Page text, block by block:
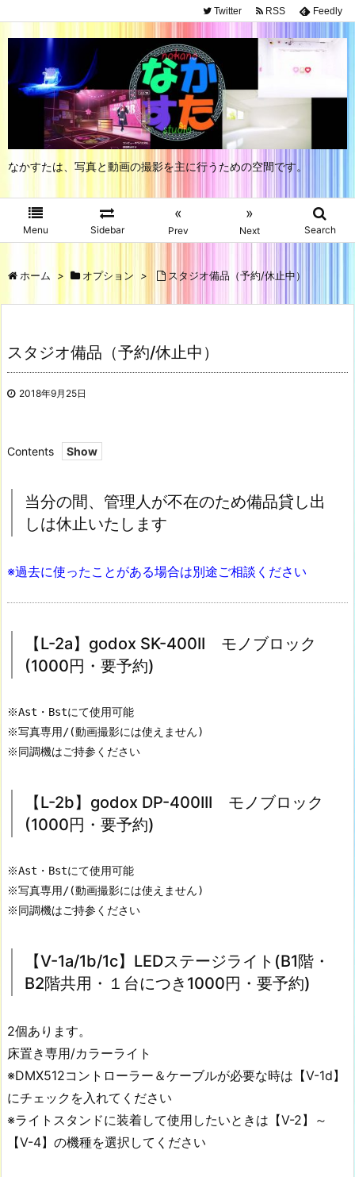
なかすたは、写真と動画の撮影を主に行うための空間です。
Menu Sidebar
«
Prev
»
Next Search
Twitter RSS Feedly
ホーム > オプション > スタジオ備品（予約/休止中）
スタジオ備品（予約/休止中）
2018年9月25日
Contents
当
分
の
管
不
在
た
め
備
し
出
は
休
止
し
ま
2.
【L
a】
g
o
当分の間、管理人が不在のため備品貸し出
しは休止いたします
※過去に使ったことがある場合は別途ご相談ください
【L-2a】godox SK-400II モノブロック
(1000円・要予約)
※Ast・Bstにて使用可能
※写真専用/(動画撮影には使えません)
※同調機はご持参ください
【L-2b】godox DP-400III モノブロック
(1000円・要予約)
※Ast・Bstにて使用可能
※写真専用/(動画撮影には使えません)
※同調機はご持参ください
【V-1a/1b/1c】LEDステージライト(B1階・
B2階共用・１台につき1000円・要予約)
2個あります。
床置き専用/カラーライト
※DMX512コントローラー＆ケーブルが必要な時は【V-1d】
にチェックを入れてください
※ライトスタンドに装着して使用したいときは【V-2】～
【V-4】の機種を選択してください